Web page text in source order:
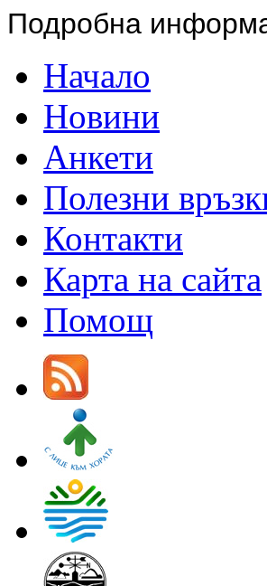
Подробна
Начало
Новини
Анкети
Полезни
Контакти
Карта на сайта
Помощ